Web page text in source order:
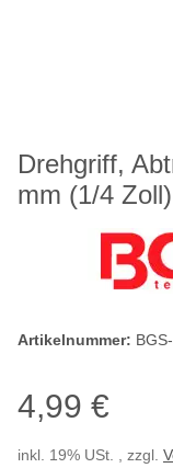
Drehgriff,
mm (1/4
Artikelnummer:
4,99 €
inkl. 19% USt. , zzgl.